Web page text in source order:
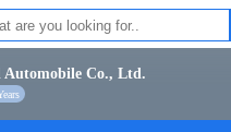
Automobile Co., Ltd.